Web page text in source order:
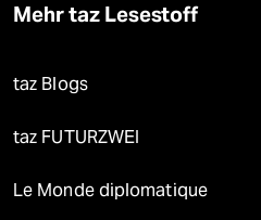
Mehr taz Lesestoff
taz Blogs
taz FUTURZWEI
Le Monde diplomatique